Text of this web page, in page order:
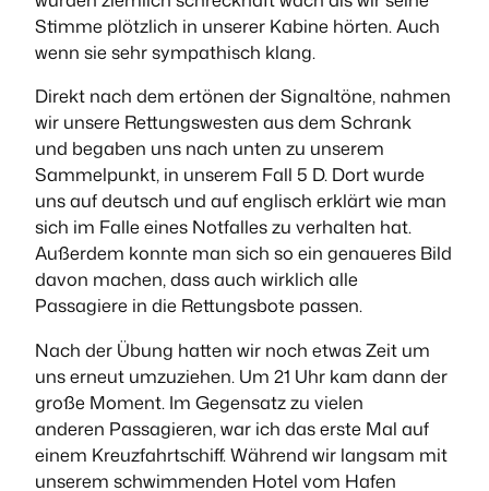
Stimme plötzlich in unserer Kabine hörten. Auch
wenn sie sehr sympathisch klang.
Direkt nach dem ertönen der Signaltöne, nahmen
wir unsere Rettungswesten aus dem Schrank
und begaben uns nach unten zu unserem
Sammelpunkt, in unserem Fall 5 D. Dort wurde
uns auf deutsch und auf englisch erklärt wie man
sich im Falle eines Notfalles zu verhalten hat.
Außerdem konnte man sich so ein genaueres Bild
davon machen, dass auch wirklich alle
Passagiere in die Rettungsbote passen.
Nach der Übung hatten wir noch etwas Zeit um
uns erneut umzuziehen. Um 21 Uhr kam dann der
große Moment. Im Gegensatz zu vielen
anderen Passagieren, war ich das erste Mal auf
einem Kreuzfahrtschiff. Während wir langsam mit
unserem schwimmenden Hotel vom Hafen